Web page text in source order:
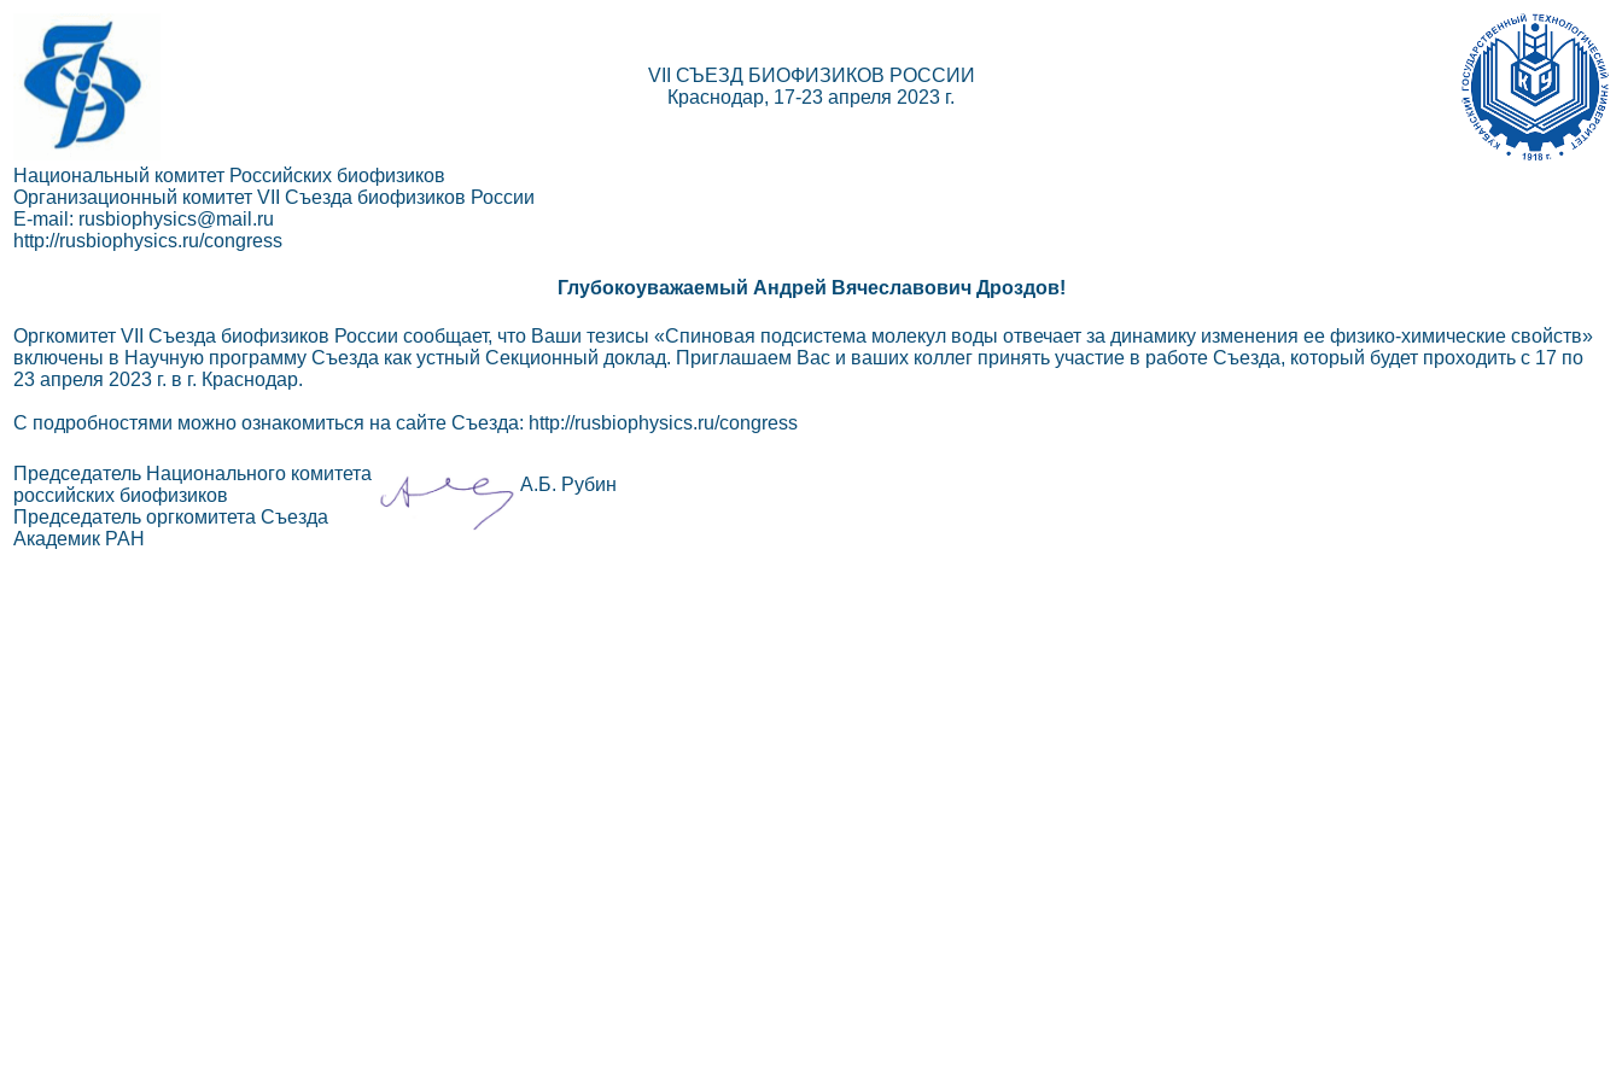
VII СЪЕЗД БИОФИЗИКОВ РОССИИ
Краснодар, 17-23 апреля 2023 г.
Национальный комитет Российских биофизиков
Организационный комитет VII Съезда биофизиков России
E-mail: rusbiophysics@mail.ru
http://rusbiophysics.ru/congress
Глубокоуважаемый Андрей Вячеславович Дроздов!
Оргкомитет VII Съезда биофизиков России сообщает, что Ваши тезисы «Спиновая подсистема молекул воды отвечает за динамику изменения ее физико-химические свойств»
включены в Научную программу Съезда как устный Секционный доклад. Приглашаем Вас и ваших коллег принять участие в работе Съезда, который будет проходить с 17 по
23 апреля 2023 г. в г. Краснодар.
С подробностями можно ознакомиться на сайте Съезда: http://rusbiophysics.ru/congress
Председатель Национального комитета
российских биофизиков
Председатель оргкомитета Съезда
Академик РАН
А.Б. Рубин